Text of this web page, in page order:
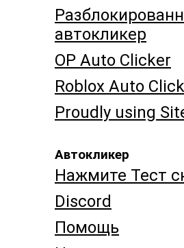
автокликер
OP Auto Clicker
Roblox Auto
Proudly using
Автокликер
Нажмите Тест
Discord
Помощь